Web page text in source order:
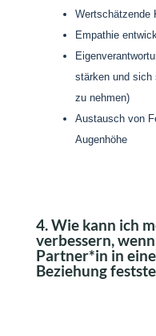
Wertschätzende
Empathie
stärken und sich
zu nehmen)
Austausch von
Augenhöhe
4. Wie kann ich
verbessern,
Partner*in in
Beziehung